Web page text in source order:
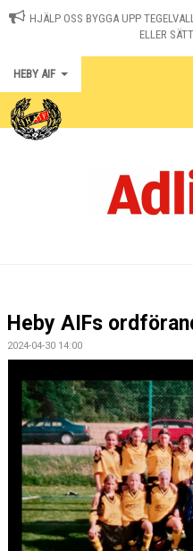
HJÄLP OSS BYGGA UPP
ELLER
HEBY AIF
KALENDER
MATCHER
DOKUMENT
VÅRA LAG
KLUBBKLÄDER
ÖVERSVÄMNINGEN
Heby AIFs
2024-04-30 14:00